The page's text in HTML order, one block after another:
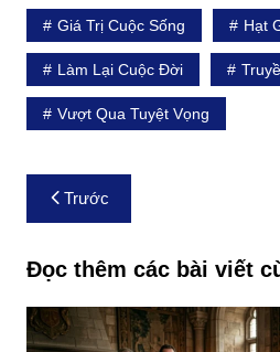
Giá Trị Cuộc Sống Hạt
Làm Lại Cuộc Đời
Vượt Qua Tuyệt Vọng
Điều
hướng
bài
viết
Trước
Đọc thêm các bài viết